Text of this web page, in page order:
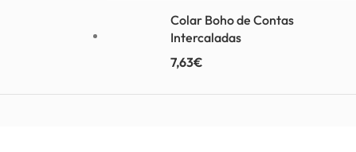
Colar Boho de Contas
Intercaladas
7,63€